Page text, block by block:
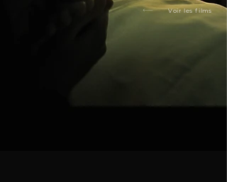
Voir les films